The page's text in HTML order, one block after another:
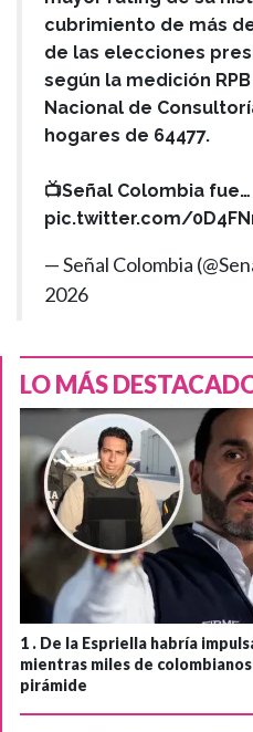
cubrimiento de más
de las elecciones
según la medición
Nacional de
hogares de 64477.
📺Señal Colombia fue…
pic.twitter.com/
— Señal Colombia
2026
LO MÁS
1 . De la Espriella habría
mientras miles de
pirámide